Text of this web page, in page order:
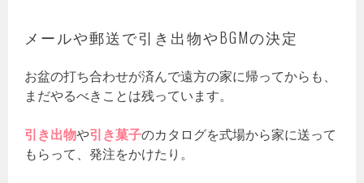
メールや郵送で引き出物やBGMの決定
お盆の打ち合わせが済んで遠方の家に帰ってからも、
まだやるべきことは残っています。
引き出物や引き菓子のカタログを式場から家に送って
もらって、発注をかけたり。